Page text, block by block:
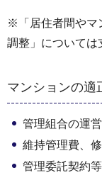
※「居住者間やマ
調整」については
マンションの適
管理組合の運
維持管理費、
管理委託契約